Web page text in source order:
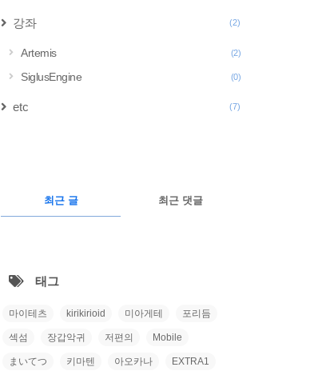
강좌 (2)
Artemis (2)
SiglusEngine (0)
etc (7)
RECENTLY
최근 글 최근 댓글
글
태그
마이테츠 kirikirioid 미아게테 포리듬
섹섬 장갑악귀 저편의 Mobile
まいてつ 키마텐 아오카나 EXTRA1